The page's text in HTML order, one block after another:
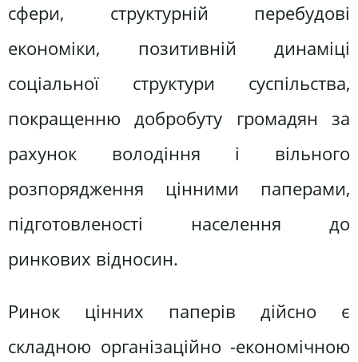
сфери, структурній перебудові
економіки, позитивній динаміці
соціальної структури суспільства,
покращенню добробуту громадян за
рахунок володіння і вільного
розпорядження цінними паперами,
підготовленості населення до
ринкових відносин.
Ринок цінних паперів дійсно є
складною організаційно -економічною